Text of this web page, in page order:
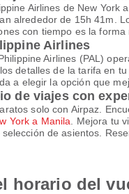
Airlines de New
alrededor de 15h 41m.
con tiempo es la forma
Airlines
Airlines (PAL)
detalles de la tarifa en
a elegir la opción que
de viajes con
solo con Airpaz.
York a Manila . Mejora tu
de asientos.
horario del